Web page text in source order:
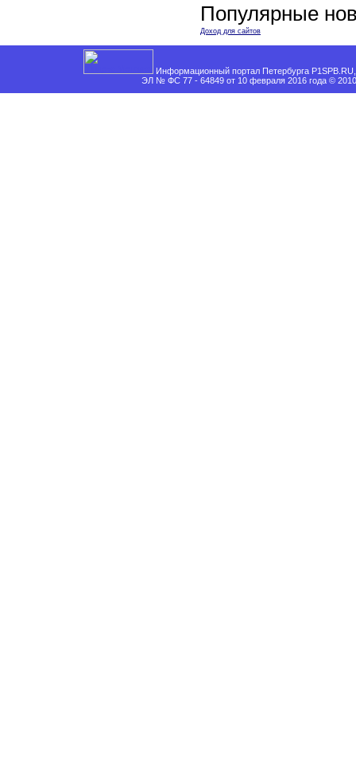
Популярные
Доход для сайтов
Информационный портал Петербурга
ЭЛ № ФС 77 - 64849 от 10 февраля 2016 года ©